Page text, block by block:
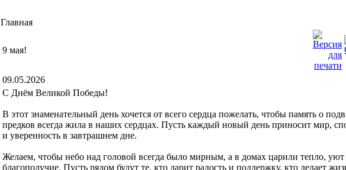
Главная
9 мая!
09.05.2026
С Днём Великой Победы!
В этот знаменательный день хочется от всего сердца пожелать, чтобы память о
предков всегда жила в наших сердцах. Пусть каждый новый день приносит мир,
и уверенность в завтрашнем дне.
Желаем, чтобы небо над головой всегда было мирным, а в домах царили тепло, уют
благополучие. Пусть рядом будут те, кто дарит радость и поддержку, кто делает